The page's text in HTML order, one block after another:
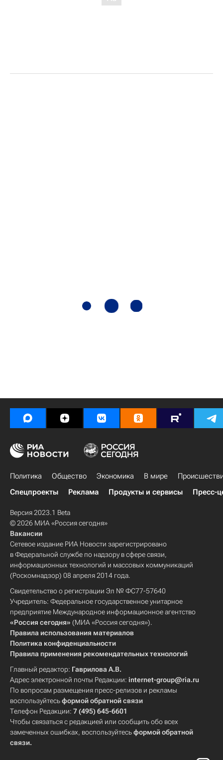
Политика Общество Экономика В мире
Спецпроекты
Реклама Продукты и сервисы Пресс-
Версия 2023.1 Beta
© 2026 МИА «Россия сегодня»
Вакансии
Сетевое издание РИА Новости зарегистрировано
в Федеральной службе по надзору в сфере связи,
информационных технологий и массовых коммуникаций
(Роскомнадзор) 08 апреля 2014 года.
Свидетельство о регистрации Эл № ФС77-57640
Учредитель: Федеральное государственное унитарное
предприятие Международное информационное агентство
«Россия сегодня» (МИА «Россия сегодня»).
Правила использования материалов
Политика конфиденциальности
Правила применения рекомендательных технологий
Главный редактор: Гаврилова А.В.
Адрес электронной почты Редакции: internet-group@ria.ru
По вопросам размещения пресс-релизов и рекламы
воспользуйтесьформой обратной связи
Телефон Редакции: 7 (495) 645-6601
Чтобы связаться с редакцией или сообщить обо всех
замеченных ошибках, воспользуйтесьформой обратной
связи.